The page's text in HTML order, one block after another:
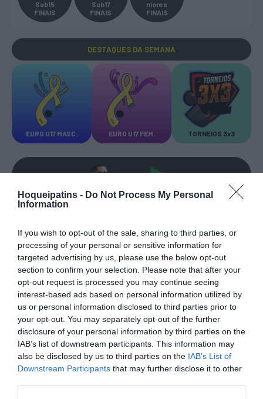
Hoqueipatins - Do Not Process My Personal
Information
If you wish to opt-out of the sale, sharing to third parties, or
processing of your personal or sensitive information for
targeted advertising by us, please use the below opt-out
section to confirm your selection. Please note that after your
opt-out request is processed you may continue seeing
interest-based ads based on personal information utilized by
us or personal information disclosed to third parties prior to
your opt-out. You may separately opt-out of the further
disclosure of your personal information by third parties on the
IAB’s list of downstream participants. This information may
also be disclosed by us to third parties on the IAB’s List of
Downstream Participants that may further disclose it to other
Sub15
FINAIS
Sub17
FINAIS
niores
FINAIS
DESTAQUES DA SEMANA
EURO U17 MASC. EURO U17 FEM. TORNEIOS 3x3
CAMPEÕES, SUBIDAS E DESCIDAS
JOGOS EM DIRETO
ÚLTIMOS
RESULTADOS
PRÓXIMOS
JOGOS